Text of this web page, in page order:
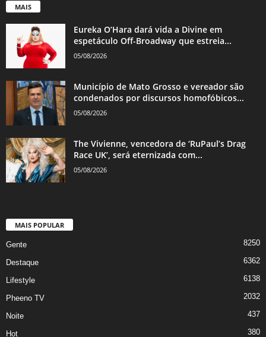
MAIS
Eureka O’Hara dará vida a Divine em
espetáculo Off-Broadway que estreia...
05/08/2026
Município de Mato Grosso e vereador são
condenados por discursos homofóbicos...
05/08/2026
The Vivienne, vencedora de ‘RuPaul’s Drag
Race UK’, será eternizada com...
05/08/2026
MAIS POPULAR
Gente 8250
Destaque 6362
Lifestyle 6138
Pheeno TV 2032
Noite 437
Hot 380